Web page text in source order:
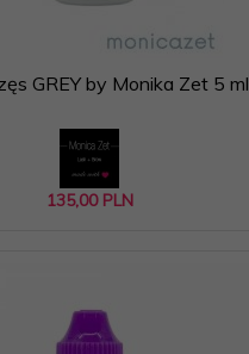
GREY by Monika Zet 5 ml
135,00 PLN